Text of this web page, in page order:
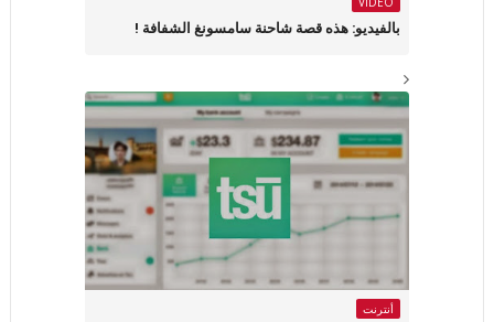
بالفيديو: هذه قصة شاحنة سامسونغ الشفافة !
أنترنت